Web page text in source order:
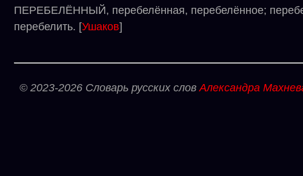
ПЕРЕБЕЛЁННЫЙ, перебелённая, перебелённое;
перебелить. [Ушаков]
© 2023-2026 Словарь русских словАлександра